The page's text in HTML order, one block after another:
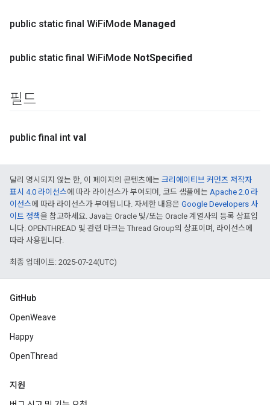
public static final WiFiMode Managed
public static final WiFiMode NotSpecified
필드
public final int val
달리 명시되지 않는 한, 이 페이지의 콘텐츠에는 크리에이티브 커먼즈 저작자
표시 4.0 라이선스에 따라 라이선스가 부여되며, 코드 샘플에는 Apache 2.0 라
이선스에 따라 라이선스가 부여됩니다. 자세한 내용은 Google Developers 사
이트 정책을 참고하세요. Java는 Oracle 및/또는 Oracle 계열사의 등록 상표입
니다. OPENTHREAD 및 관련 마크는 Thread Group의 상표이며, 라이선스에
따라 사용됩니다.
최종 업데이트: 2025-07-24(UTC)
GitHub
OpenWeave
Happy
OpenThread
지원